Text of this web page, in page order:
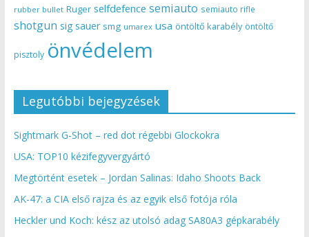
rubber bullet Ruger selfdefence semiauto semiauto rifle
shotgun sig sauer smg umarex usa öntöltő karabély öntöltő
pisztoly önvédelem
Legutóbbi bejegyzések
Sightmark G-Shot – red dot régebbi Glockokra
USA: TOP10 kézifegyvergyártó
Megtörtént esetek – Jordan Salinas: Idaho Shoots Back
AK-47: a CIA első rajza és az egyik első fotója róla
Heckler und Koch: kész az utolsó adag SA80A3 gépkarabély